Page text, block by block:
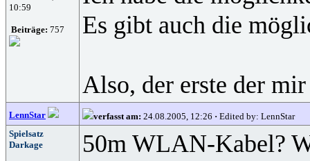
10:59
Beiträge: 757
Es gibt auch die
Also, der erste der
LennStar verfasst am: 24.08.2005, 12:26 · Edited by: LennStar
Spielsatz
Darkage
50m WLAN-Kabel?